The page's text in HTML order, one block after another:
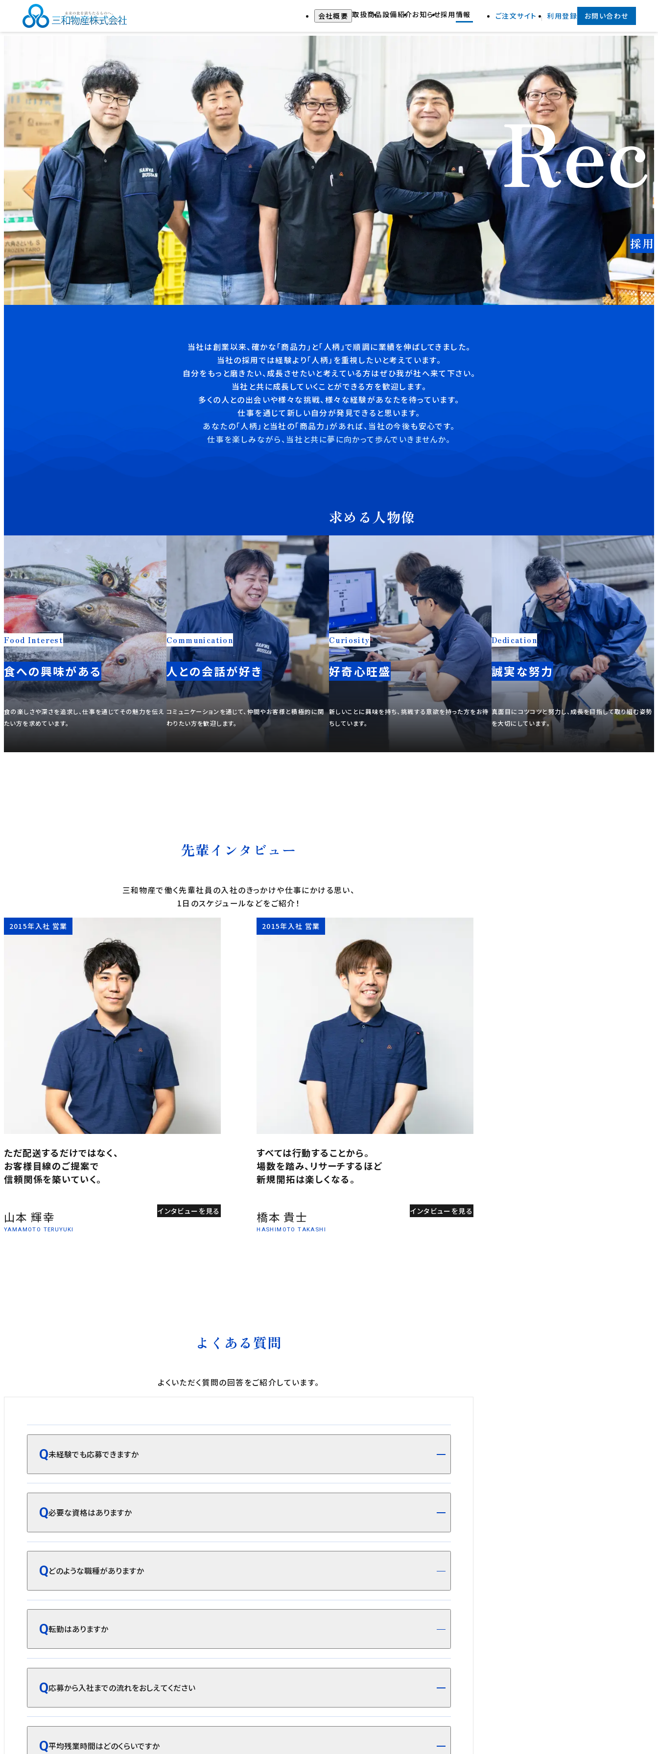
会社概要 取扱商品設備紹介お知らせ採用情報
外
部
を
ン
で
開
き
ま
す
ご注文サイト 利用登録 お問い合わせ
採用
当社は創業以来、確かな「商品力」と「人柄」で順調に業績を伸ばしてきました。
当社の採用では経験より「人柄」を重視したいと考えています。
自分をもっと磨きたい、成長させたいと考えている方はぜひ我が社へ来て下さい。
当社と共に成長していくことができる方を歓迎します。
多くの人との出会いや様々な挑戦、様々な経験があなたを待っています。
仕事を通じて新しい自分が発見できると思います。
あなたの「人柄」と当社の「商品力」があれば、当社の今後も安心です。
仕事を楽しみながら、当社と共に夢に向かって歩んでいきませんか。
求める人物像
Food Interest
食への興味がある
食の楽しさや深さを追求し、仕事を通じてその魅力を伝え
たい方を求めています。
Communication
人との会話が好き
コミュニケーションを通じて、仲間やお客様と積極的に関
わりたい方を歓迎します。
Curiosity
好奇心旺盛
新しいことに興味を持ち、挑戦する意欲を持った方をお待
ちしています。
Dedication
誠実な努力
真面目にコツコツと努力し、成長を目指して取り組む姿勢
を大切にしています。
先輩インタビュー
三和物産で働く先輩社員の入社のきっかけや仕事にかける思い、
1日のスケジュールなどをご紹介！
2015年入社 営業
ただ配送するだけではなく、
お客様目線のご提案で
信頼関係を築いていく。
山本 輝幸
YAMAMOTO TERUYUKI
インタビューを見る
2015年入社 営業
すべては行動することから。
場数を踏み、リサーチするほど
新規開拓は楽しくなる。
橋本 貴士
HASHIMOTO TAKASHI
インタビューを見る
よくある質問
よくいただく質問の回答をご紹介しています。
未経験でも応募できますか
必要な資格はありますか
どのような職種がありますか
転勤はありますか
応募から入社までの流れをおしえてください
平均残業時間はどのくらいですか